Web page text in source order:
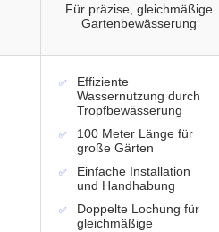
Für präzise, gleichmäßige
Gartenbewässerung
Effiziente
Wassernutzung durch
Tropfbewässerung
100 Meter Länge für
große Gärten
Einfache Installation
und Handhabung
Doppelte Lochung für
gleichmäßige